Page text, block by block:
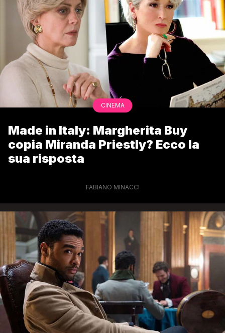
CINEMA
Made in Italy: Margherita Buy
copia Miranda Priestly? Ecco la
sua risposta
FABIANO MINACCI